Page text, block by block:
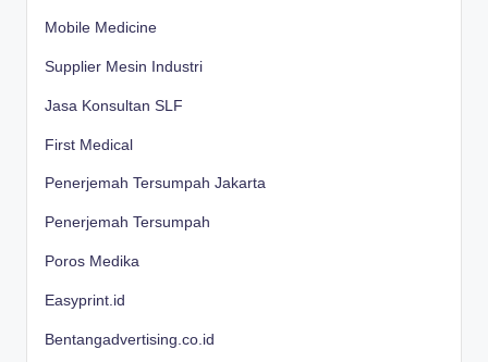
Mobile Medicine
Supplier Mesin Industri
Jasa Konsultan SLF
First Medical
Penerjemah Tersumpah Jakarta
Penerjemah Tersumpah
Poros Medika
Easyprint.id
Bentangadvertising.co.id